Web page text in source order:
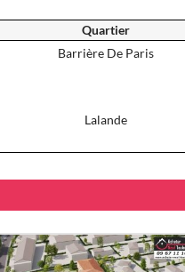
Quartier
Barrière De Paris
Lalande